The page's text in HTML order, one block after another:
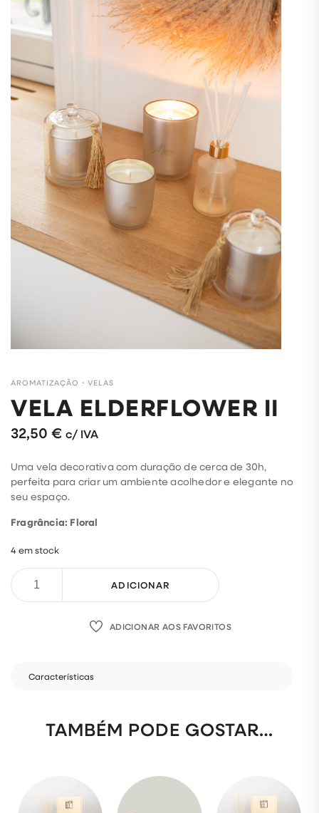
AROMATIZAÇÃO ・ VELAS
VELA ELDERFLOWER II
32,50 € c/ IVA
Uma vela decorativa com duração de cerca de 30h,
perfeita para criar um ambiente acolhedor e elegante no
seu espaço.
Fragrância: Floral
4 em stock
ADICIONAR
ADICIONAR AOS FAVORITOS
Características
TAMBÉM PODE GOSTAR…